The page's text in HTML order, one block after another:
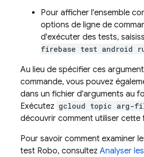
Pour afficher l'ensemble
options de ligne de
d'exécuter des tests,
firebase test android
Au lieu de spécifier ces
commande, vous pouvez
dans un fichier d'arguments au
Exécutez gcloud topic arg-
découvrir comment utiliser cette
Pour savoir comment examiner
test Robo, consultez Analyser